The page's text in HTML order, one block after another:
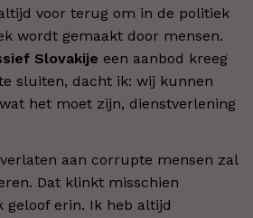
voor terug om in de politiek
wordt gemaakt door mensen.
Slovakije een aanbod kreeg
sluiten, dacht ik: wij kunnen
het moet zijn, dienstverlening
aan corrupte mensen zal
Dat klinkt misschien
geloof erin. Ik heb altijd